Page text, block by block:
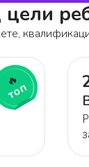
🔥
топ